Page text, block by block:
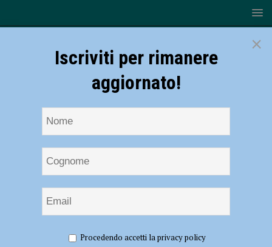
×
Iscriviti per rimanere
aggiornato!
Procedendo accetti la privacy policy